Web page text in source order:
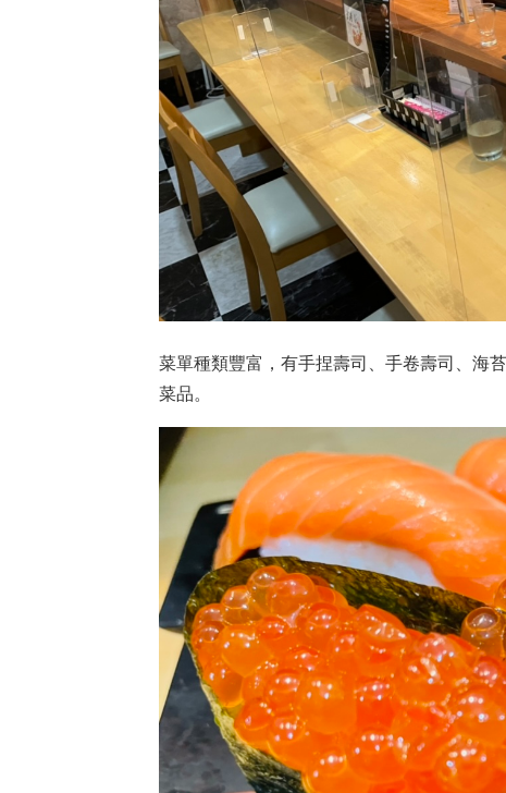
菜單種類豐富，有手捏壽司、手卷壽司、海
菜品。